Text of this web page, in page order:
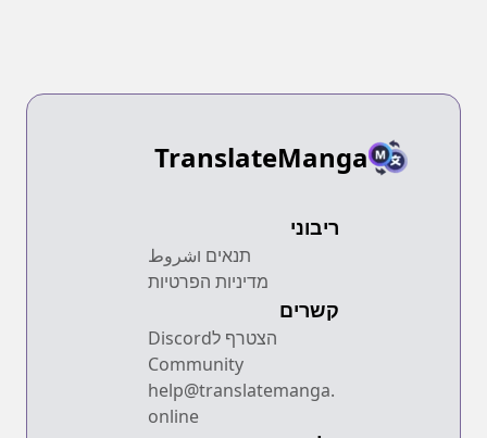
TranslateManga
ריבוני
תנאים וشروط
מדיניות הפרטיות
קשרים
הצטרף לDiscord
Community
help@translatemanga.
online